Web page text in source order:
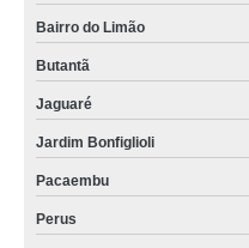
Bairro do Limão
Butantã
Jaguaré
Jardim Bonfiglioli
Pacaembu
Perus